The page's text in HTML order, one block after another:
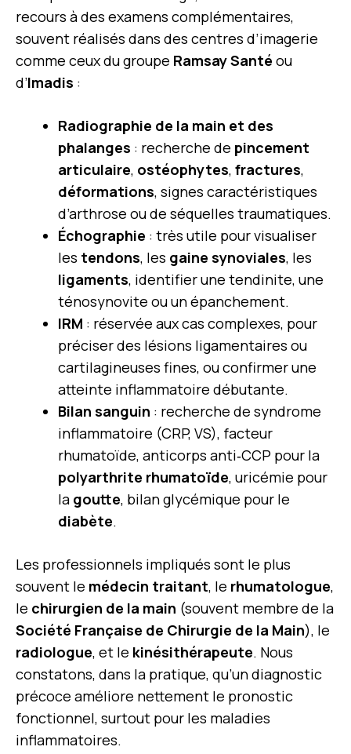
recours à des examens complémentaires,
souvent réalisés dans des centres d’imagerie
comme ceux du groupe Ramsay Santé ou
d’Imadis :
Radiographie de la main et des
phalanges : recherche de pincement
articulaire, ostéophytes, fractures,
déformations, signes caractéristiques
d’arthrose ou de séquelles traumatiques.
Échographie : très utile pour visualiser
les tendons, les gaine synoviales, les
ligaments, identifier une tendinite, une
ténosynovite ou un épanchement.
IRM : réservée aux cas complexes, pour
préciser des lésions ligamentaires ou
cartilagineuses fines, ou confirmer une
atteinte inflammatoire débutante.
Bilan sanguin : recherche de syndrome
inflammatoire (CRP, VS), facteur
rhumatoïde, anticorps anti‑CCP pour la
polyarthrite rhumatoïde, uricémie pour
la goutte, bilan glycémique pour le
diabète.
Les professionnels impliqués sont le plus
souvent le médecin traitant, le rhumatologue,
le chirurgien de la main (souvent membre de la
Société Française de Chirurgie de la Main), le
radiologue, et le kinésithérapeute. Nous
constatons, dans la pratique, qu’un diagnostic
précoce améliore nettement le pronostic
fonctionnel, surtout pour les maladies
inflammatoires.